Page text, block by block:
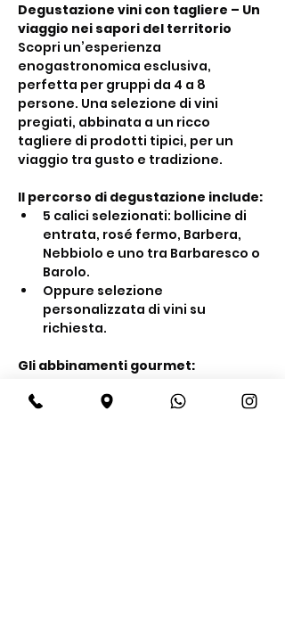
Degustazione vini con tagliere – Un
viaggio nei sapori del territorio
Scopri un’esperienza
enogastronomica esclusiva,
perfetta per gruppi da 4 a 8
persone. Una selezione di vini
pregiati, abbinata a un ricco
tagliere di prodotti tipici, per un
viaggio tra gusto e tradizione.
Il percorso di degustazione include:
5 calici selezionati: bollicine di
entrata, rosé fermo, Barbera,
Nebbiolo e uno tra Barbaresco o
Barolo.
Oppure selezione
personalizzata di vini su
richiesta.
Gli abbinamenti gourmet:
Show More